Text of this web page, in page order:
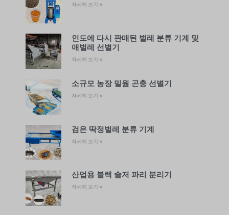
자세히 보기 »
인도에 다시 판매된 벌레 분류 기계 및
애벌레 선별기
자세히 보기 »
소규모 농장 밀웜 곤충 선별기
자세히 보기 »
검은 딱정벌레 분류 기계
자세히 보기 »
산업용 블랙 솔저 파리 분리기
자세히 보기 »